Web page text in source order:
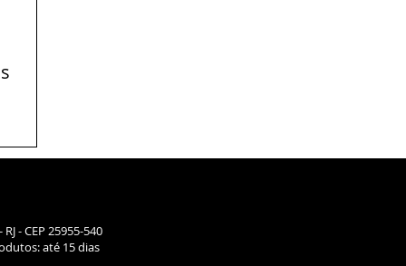
- CEP 25955-540
até 15 dias